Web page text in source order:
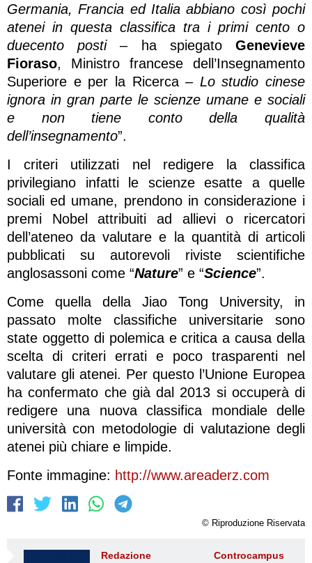
Germania, Francia ed Italia abbiano così pochi
atenei in questa classifica tra i primi cento o
duecento posti– ha spiegatoGenevieve
Fioraso, Ministro francese dell’Insegnamento
Superiore e per la Ricerca – Lo studio cinese
ignora in gran parte le scienze umane e sociali
e non tiene conto della qualità
dell’insegnamento”.
I criteri utilizzati nel redigere la classifica
privilegiano infatti le scienze esatte a quelle
sociali ed umane, prendono in considerazione i
premi Nobel attribuiti ad allievi o ricercatori
dell’ateneo da valutare e la quantità di articoli
pubblicati su autorevoli riviste scientifiche
anglosassoni come “Nature” e “Science”.
Come quella della Jiao Tong University, in
passato molte classifiche universitarie sono
state oggetto di polemica e critica a causa della
scelta di criteri errati e poco trasparenti nel
valutare gli atenei. Per questo l’Unione Europea
ha confermato che già dal 2013 si occuperà di
redigere una nuova classifica mondiale delle
università con metodologie di valutazione degli
atenei più chiare e limpide.
Fonte immagine: http://www.areaderz.com
© Riproduzione Riservata
Redazione Controcampus